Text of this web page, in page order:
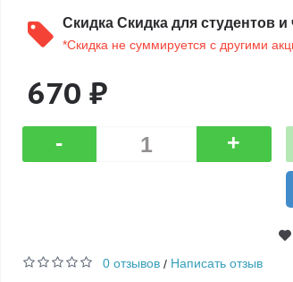
Скидка Скидка для студентов
*Скидка не суммируется с другими
670 ₽
- +
0 отзывов/ Написать отзыв